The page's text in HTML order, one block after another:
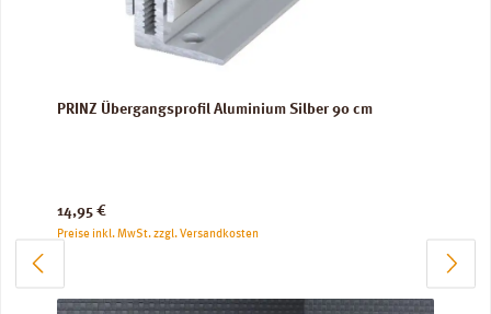
PRINZ Übergangsprofil Aluminium Silber 90 cm
Regulärer Preis:
14,95 €
Preise inkl. MwSt. zzgl. Versandkosten